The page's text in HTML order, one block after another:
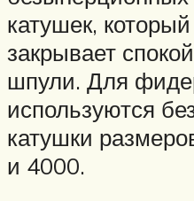
катушек,
закрывает
шпули. Для
используются
катушки
и 4000.